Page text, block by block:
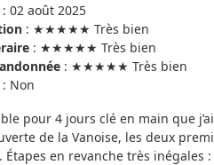
02 août 2025
: ★★★★★ Très bien
: ★★★★★ Très bien
: ★★★★★ Très bien
Non
pour 4 jours clé en main que
de la Vanoise, les deux
en revanche très inégales